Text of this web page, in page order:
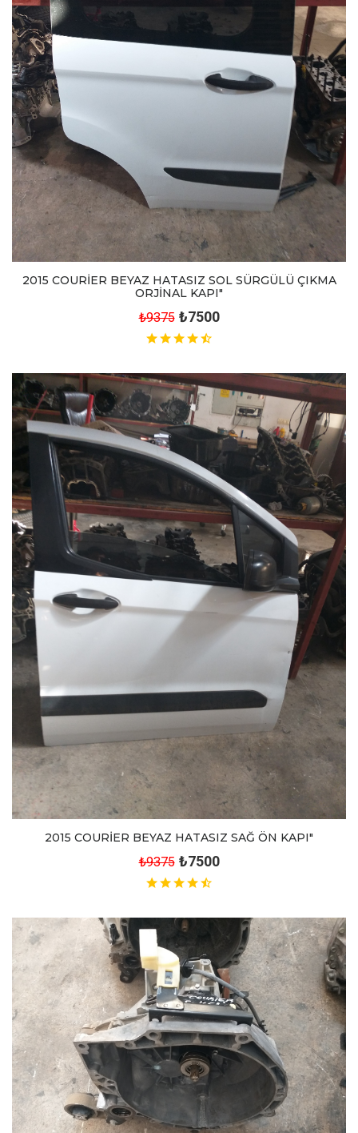
2015 COURİER BEYAZ HATASIZ SOL SÜRGÜLÜ ÇIKMA
ORJİNAL KAPI"
₺9375 ₺7500
2015 COURİER BEYAZ HATASIZ SAĞ ÖN KAPI"
₺9375 ₺7500